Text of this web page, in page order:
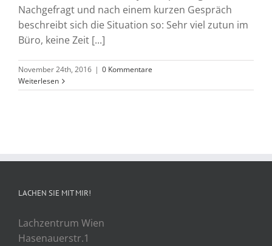
Nachgefragt und nach einem kurzen Gespräch
beschreibt sich die Situation so: Sehr viel zutun im
Büro, keine Zeit [...]
November 24th, 2016 | 0 Kommentare
Weiterlesen
LACHEN SIE MIT MIR!
Lachzentrum Wien
Hasenauerstr.1